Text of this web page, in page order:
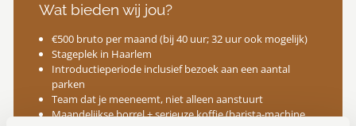
Wat bieden wij jou?
€500 bruto per maand (bij 40 uur; 32 uur ook mogelijk)
Stageplek in Haarlem
Introductieperiode inclusief bezoek aan een aantal
parken
Team dat je meeneemt, niet alleen aanstuurt
Maandelijkse borrel + serieuze koffie (barista-machine,